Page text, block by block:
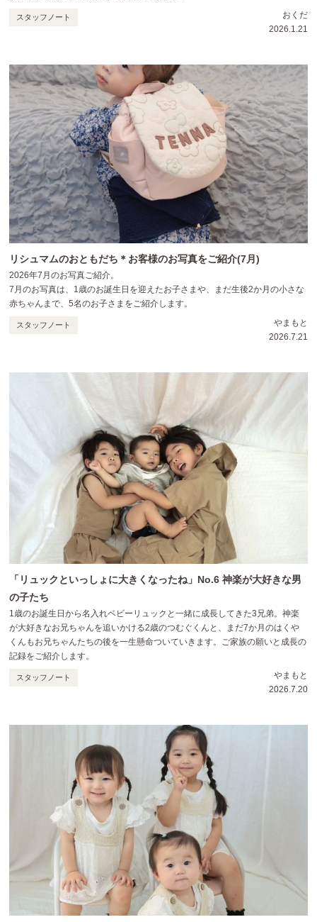
スタッフノート
おくだ
2026.1.21
リシュマムのおともだち＊お客様のお写真をご紹介(7月)
2026年7月のお写真ご紹介。
7月のお写真は、1歳のお誕生日を迎えたお子さまや、まだ生後2か月の小さな
赤ちゃんまで、5名のお子さまをご紹介します。
スタッフノート
やまもと
2026.7.21
「リュックといっしょに大きくなったね」No.6 神楽が大好きな男
の子たち
1歳のお誕生日から名入れベビーリュックと一緒に成長してきた3兄弟。神楽
が大好きなお兄ちゃんを追いかける2歳のつむぐくんと、まだ7か月のはくや
くんもお兄ちゃんたちの後を一生懸命ついていきます。ご家族の願いと成長の
記録をご紹介します。
スタッフノート
やまもと
2026.7.20